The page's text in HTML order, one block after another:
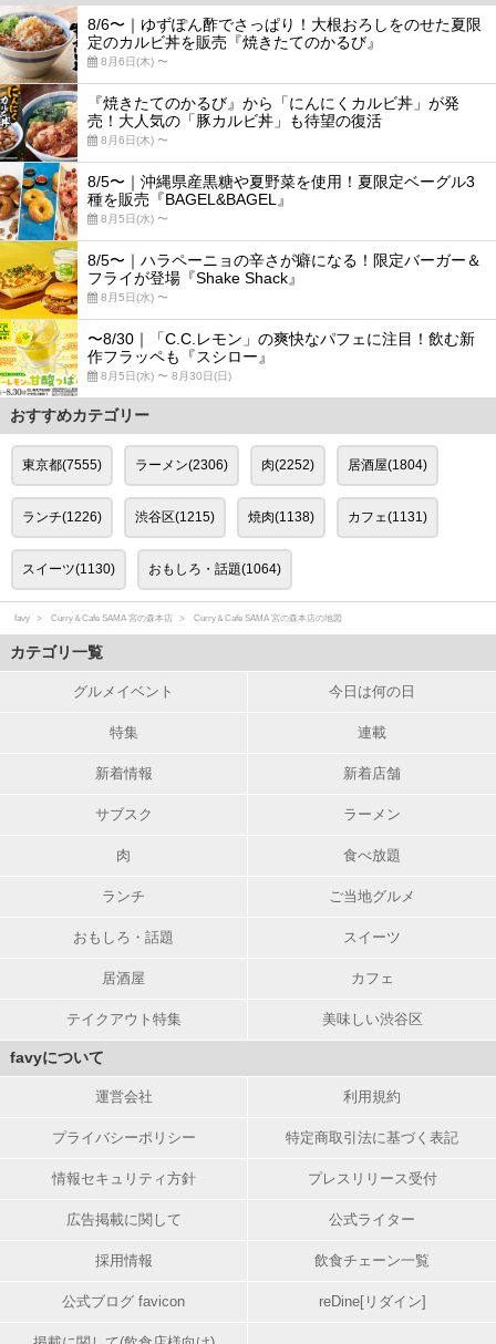
8/6〜｜ゆずぽん酢でさっぱり！大根おろしをのせた夏限
定のカルビ丼を販売『焼きたてのかるび』
8月6日(木) 〜
『焼きたてのかるび』から「にんにくカルビ丼」が発
売！大人気の「豚カルビ丼」も待望の復活
8月6日(木) 〜
8/5〜｜沖縄県産黒糖や夏野菜を使用！夏限定ベーグル3
種を販売『BAGEL&BAGEL』
8月5日(水) 〜
8/5〜｜ハラペーニョの辛さが癖になる！限定バーガー＆
フライが登場『Shake Shack』
8月5日(水) 〜
〜8/30｜「C.C.レモン」の爽快なパフェに注目！飲む新
作フラッペも『スシロー』
8月5日(水) 〜 8月30日(日)
おすすめカテゴリー
東京都(7555) ラーメン(2306) 肉(2252) 居酒屋(1804)
ランチ(1226) 渋谷区(1215) 焼肉(1138) カフェ(1131)
スイーツ(1130) おもしろ・話題(1064)
favy Curry＆Cafe SAMA 宮の森本店 Curry＆Cafe SAMA 宮の森本店の地図
カテゴリ一覧
グルメイベント 今日は何の日
特集 連載
新着情報 新着店舗
サブスク ラーメン
肉 食べ放題
ランチ ご当地グルメ
おもしろ・話題 スイーツ
居酒屋 カフェ
テイクアウト特集 美味しい渋谷区
favyについて
運営会社 利用規約
プライバシーポリシー 特定商取引法に基づく表記
情報セキュリティ方針 プレスリリース受付
広告掲載に関して 公式ライター
採用情報 飲食チェーン一覧
公式ブログ favicon reDine[リダイン]